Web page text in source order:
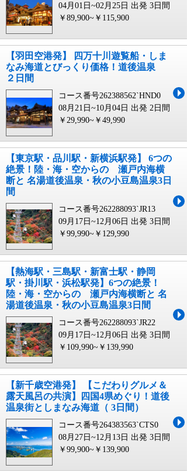
04月01日~02月25日 出発 3日間
￥89,900~￥115,900
【羽田空港発】 四万十川遊覧船・しま
なみ海道とびっくり価格！道後温泉
２日間
コース番号262388562`HND0
08月21日~10月04日 出発 2日間
￥29,990~￥49,990
【東京駅・品川駅・新横浜駅発】 6つの
絶景！陸・海・空からの 瀬戸内海横
断と 名湯道後温泉・秋の小豆島温泉3日
間
コース番号262288093`JR13
09月17日~12月06日 出発 3日間
￥99,990~￥129,990
【熱海駅・三島駅・新富士駅・静岡
駅・掛川駅・浜松駅発】6つの絶景！
陸・海・空からの 瀬戸内海横断と 名
湯道後温泉・秋の小豆島温泉3日間
コース番号262288093`JR22
09月17日~12月06日 出発 3日間
￥109,990~￥139,990
【新千歳空港発】 【こだわりグルメ＆
露天風呂の共演】四国4県めぐり！道後
温泉街としまなみ海道（ 3日間）
コース番号264383563`CTS0
08月27日~12月13日 出発 3日間
￥99,900~￥139,900